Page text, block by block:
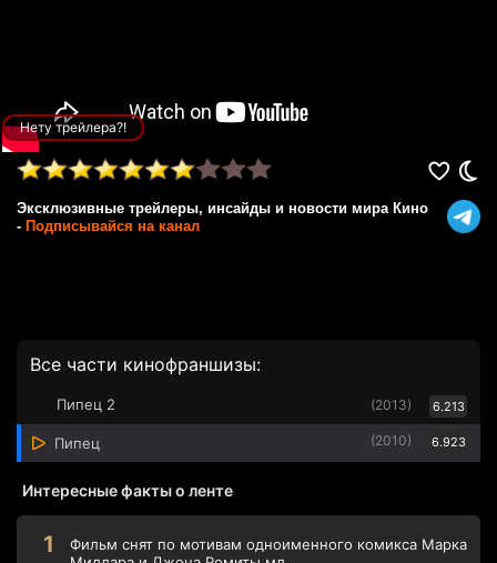
Нету трейлера?!
Эксклюзивные трейлеры, инсайды и новости мира Кино
- Подписывайся на канал
Все части кинофраншизы:
Пипец 2 (2013) 6.213
Пипец (2010) 6.923
Интересные факты о ленте
Фильм снят по мотивам одноименного комикса Марка